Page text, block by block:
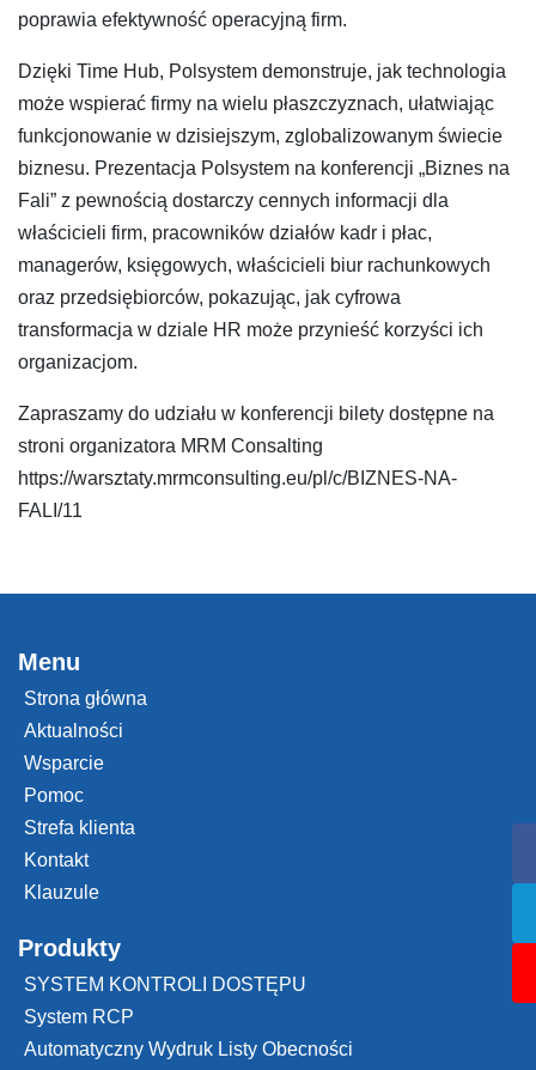
poprawia efektywność operacyjną firm.
Dzięki Time Hub, Polsystem demonstruje, jak technologia
może wspierać firmy na wielu płaszczyznach, ułatwiając
funkcjonowanie w dzisiejszym, zglobalizowanym świecie
biznesu. Prezentacja Polsystem na konferencji „Biznes na
Fali” z pewnością dostarczy cennych informacji dla
właścicieli firm, pracowników działów kadr i płac,
managerów, księgowych, właścicieli biur rachunkowych
oraz przedsiębiorców, pokazując, jak cyfrowa
transformacja w dziale HR może przynieść korzyści ich
organizacjom.
Zapraszamy do udziału w konferencji bilety dostępne na
stroni organizatora MRM Consalting
https://warsztaty.mrmconsulting.eu/pl/c/BIZNES-NA-
FALI/11
Menu
Strona główna
Aktualności
Wsparcie
Pomoc
Strefa klienta
Kontakt
Klauzule
Produkty
SYSTEM KONTROLI DOSTĘPU
System RCP
Automatyczny Wydruk Listy Obecności